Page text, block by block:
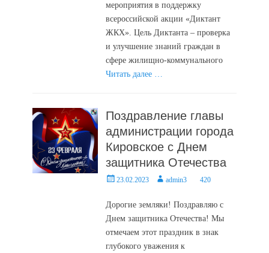
мероприятия в поддержку
всероссийской акции «Диктант
ЖКХ». Цель Диктанта – проверка
и улучшение знаний граждан в
сфере жилищно-коммунального
Читать далее …
Поздравление главы
администрации города
Кировское с Днем
защитника Отечества
Posted23.02.2023 Authoradmin3 420
Дорогие земляки! Поздравляю с
Днем защитника Отечества! Мы
отмечаем этот праздник в знак
глубокого уважения к